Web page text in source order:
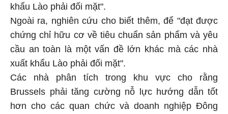
khẩu Lào phải đối mặt".
Ngoài ra, nghiên cứu cho biết thêm, để "đạt được
chứng chỉ hữu cơ về tiêu chuẩn sản phẩm và yêu
cầu an toàn là một vấn đề lớn khác mà các nhà
xuất khẩu Lào phải đối mặt".
Các nhà phân tích trong khu vực cho rằng
Brussels phải tăng cường nỗ lực hướng dẫn tốt
hơn cho các quan chức và doanh nghiệp Đông